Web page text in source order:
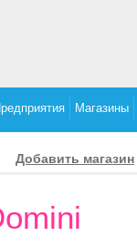
Магазины
Добавить магазин